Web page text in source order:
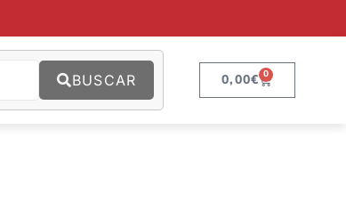
BUSCAR 0,00€ 0